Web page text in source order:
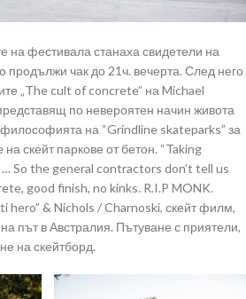
на фестивала станаха свидетели на
продължи чак до 21ч. вечерта. След него
„The cult of concrete” на Michael
по невероятен начин живота
на “Grindline skateparks” за
скейт паркове от бетон. “Taking
So the general contractors don’t tell us
good finish, no kinks. R.I.P MONK.
hero” & Nichols / Charnoski, скейт филм,
път в Австралия. Пътуване с приятели,
на скейтборд.